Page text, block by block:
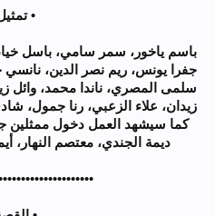
•
باسم ياخور، سمر سامي، باسل
جفرا يونس، ريم نصر الدين،
سلمى المصري، ناندا محمد، وائل
زيدان، علاء الزعبي، رنا جمول،
كما سيشهد العمل دخول ممثلين
ديمة الجندي، معتصم النهار،